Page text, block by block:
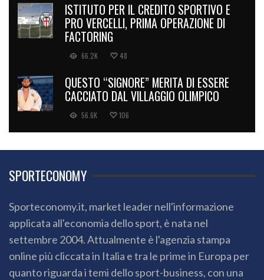
ISTITUTO PER IL CREDITO SPORTIVO E
PRO VERCELLI, PRIMA OPERAZIONE DI
FACTORING
66.2K 48
QUESTO “SIGNORE” MERITA DI ESSERE
CACCIATO DAL VILLAGGIO OLIMPICO
56.6K 106
SPORTECONOMY
Sporteconomy.it, market leader nell'informazione
applicata all'economia dello sport, è nata nel
settembre 2004. Attualmente è l'agenzia stampa
online più cliccata in Italia e tra le prime in Europa per
quanto riguarda i temi dello sport-business, con una